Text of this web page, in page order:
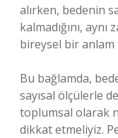
alırken, bedenin
kalmadığını,
bireysel bir anlam
Bu bağlamda,
sayısal ölçülerle
toplumsal olarak
dikkat etmeliyiz.